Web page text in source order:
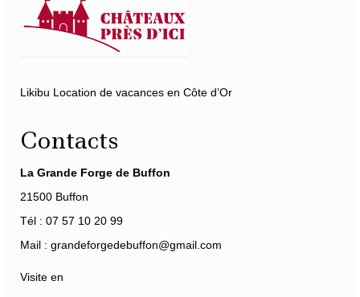
Likibu Location de vacances en Côte d’Or
Contacts
La Grande Forge de Buffon
21500 Buffon
Tél : 07 57 10 20 99
Mail : grandeforgedebuffon@gmail.com
Visite en